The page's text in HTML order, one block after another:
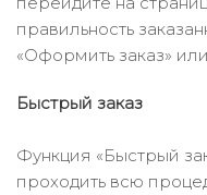
правильность
«Оформить заказ»
Быстрый заказ
Функция «Быстрый
проходить всю